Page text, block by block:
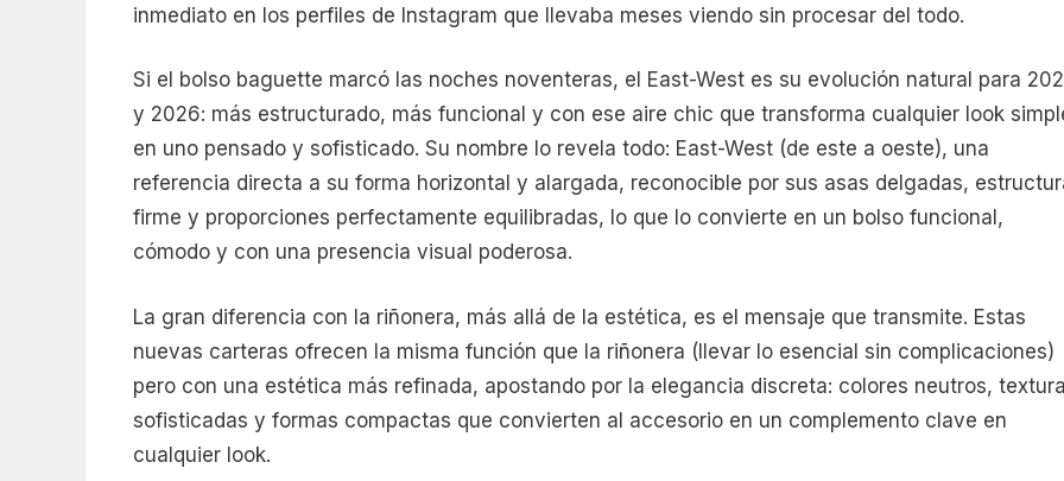
inmediato en los perfiles de Instagram que llevaba meses viendo sin procesar del todo.
Si el bolso baguette marcó las noches noventeras, el East-West es su evolución natural para
y 2026: más estructurado, más funcional y con ese aire chic que transforma cualquier look
en uno pensado y sofisticado. Su nombre lo revela todo: East-West (de este a oeste), una
referencia directa a su forma horizontal y alargada, reconocible por sus asas delgadas,
firme y proporciones perfectamente equilibradas, lo que lo convierte en un bolso funcional,
cómodo y con una presencia visual poderosa.
La gran diferencia con la riñonera, más allá de la estética, es el mensaje que transmite. Estas
nuevas carteras ofrecen la misma función que la riñonera (llevar lo esencial sin complicaciones)
pero con una estética más refinada, apostando por la elegancia discreta: colores neutros,
sofisticadas y formas compactas que convierten al accesorio en un complemento clave en
cualquier look.